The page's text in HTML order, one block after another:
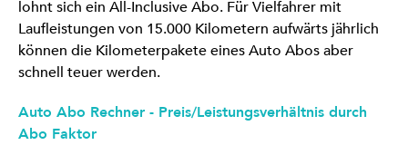
lohnt sich ein All-Inclusive Abo. Für Vielfahrer mit
Laufleistungen von 15.000 Kilometern aufwärts jährlich
können die Kilometerpakete eines Auto Abos aber
schnell teuer werden.
Auto Abo Rechner - Preis/Leistungsverhältnis durch
Abo Faktor